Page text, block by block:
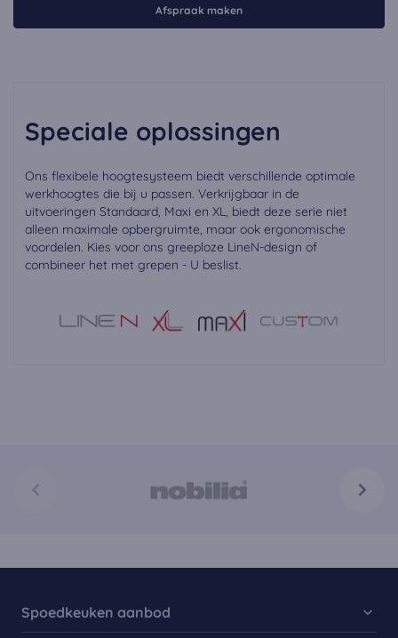
Afspraak maken
Speciale oplossingen
Ons flexibele hoogtesysteem biedt verschillende optimale
werkhoogtes die bij u passen. Verkrijgbaar in de
uitvoeringen Standaard, Maxi en XL, biedt deze serie niet
alleen maximale opbergruimte, maar ook ergonomische
voordelen. Kies voor ons greeploze LineN-design of
combineer het met grepen - U beslist.
Spoedkeuken aanbod